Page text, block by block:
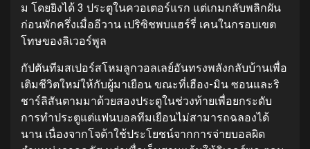
ม โดยยิงได้ 3 ประตูในควอเตอร์แรก แต่เกมกลับพลิกผัน
ก่อนพักครึ่งเมื่ออีวาน เปริซิชพบแฮร์รี่ เคนในกรอบเขต
โทษของลิเวอร์พูล
กัปตันทีมสเปอร์สโหมลูกวอลเลย์อันทรงพลังกลับบ้านเพื่อ
เติมชีวิตใหม่ให้กับผู้มาเยือน ขณะที่เฮือง-มิน ซอนและริ
ชาร์ลิสันตามมาด้วยสองประตูในช่วงท้ายเพื่อยกระดับ
การทำประตูแต่แฟนบอลทีมเยือนไม่สามารถฉลองได้
นาน เนื่องจากโจต้าใช้ประโยชน์จากการจ่ายบอลผิด